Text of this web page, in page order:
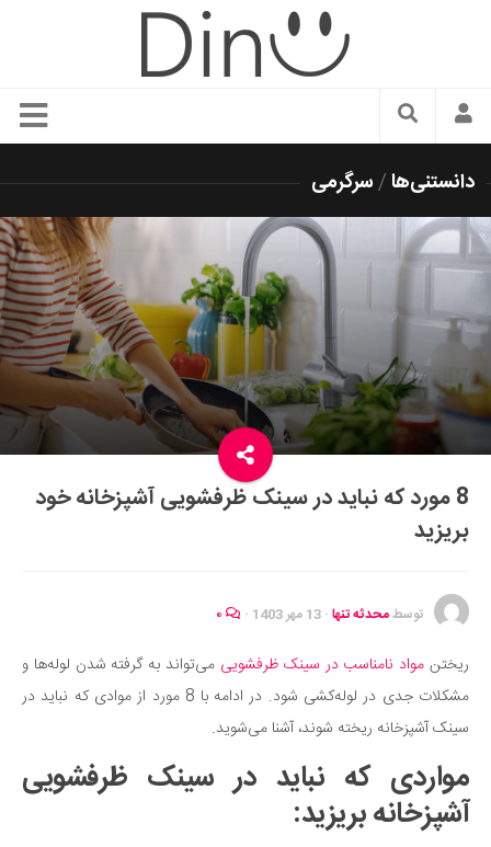
سبک زندگی
زیبایی و آرایش
شیک پوشی
دکوراسیون و چیدمان
غذا
رستوران گردی
آشپزی
سفر و گردشگری
ایران گردی
موفقیت و مهارت‌های فردی
تغذیه سالم
بهداشت
بیماری و درمان
کودک و مادر
ورزش و تندرستی
دانستنی‌ها/سرگرمی
8 مورد که نباید در سینک ظرفشویی آشپزخانه خود
بریزید
توسطمحدثه تنها · 13 مهر 1403 ·
ریختن مواد نامناسب در سینک ظرفشویی می‌تواند به گرفته شدن لوله‌ها و
مشکلات جدی در لوله‌کشی شود. در ادامه با 8 مورد از موادی که نباید در
سینک آشپزخانه ریخته شوند، آشنا می‌شوید.
مواردی که نباید در سینک ظرفشویی
آشپزخانه بریزید: